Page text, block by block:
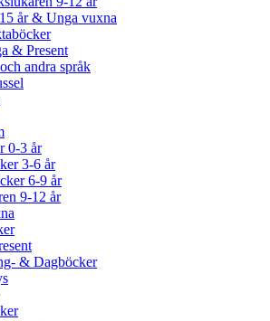
år & Unga vuxna
& Present
andra språk
0-3 år
3-6 år
6-9 år
9-12 år
& Dagböcker